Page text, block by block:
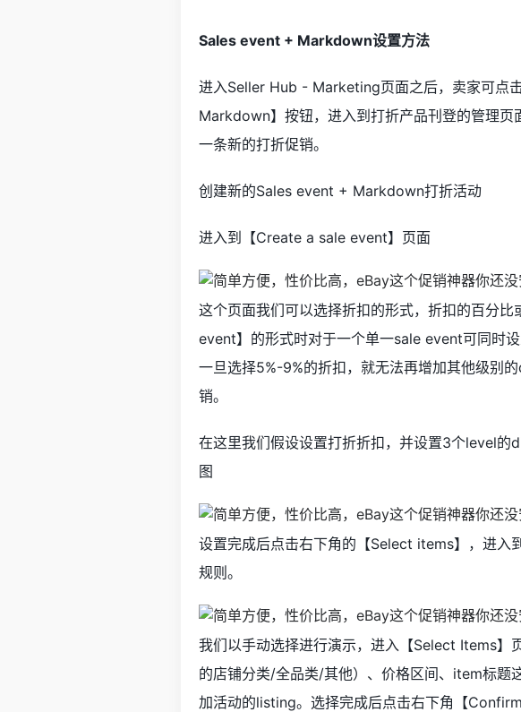
Sales event + Markdown设置方法
进入Seller Hub - Marketing页面之后，卖家可点
Markdown】按钮，进入到打折产品刊登的管理
一条新的打折促销。
创建新的Sales event + Markdown打折活动
进入到【Create a sale event】页面
这个页面我们可以选择折扣的形式，折扣的百分
event】的形式时对于一个单一sale event可同时
一旦选择5%-9%的折扣，就无法再增加其他级别
销。
在这里我们假设设置打折折扣，并设置3个level
图
设置完成后点击右下角的【Select items】，进入
规则。
我们以手动选择进行演示，进入【Select Items】
的店铺分类/全品类/其他）、价格区间、item标题
加活动的listing。选择完成后点击右下角【